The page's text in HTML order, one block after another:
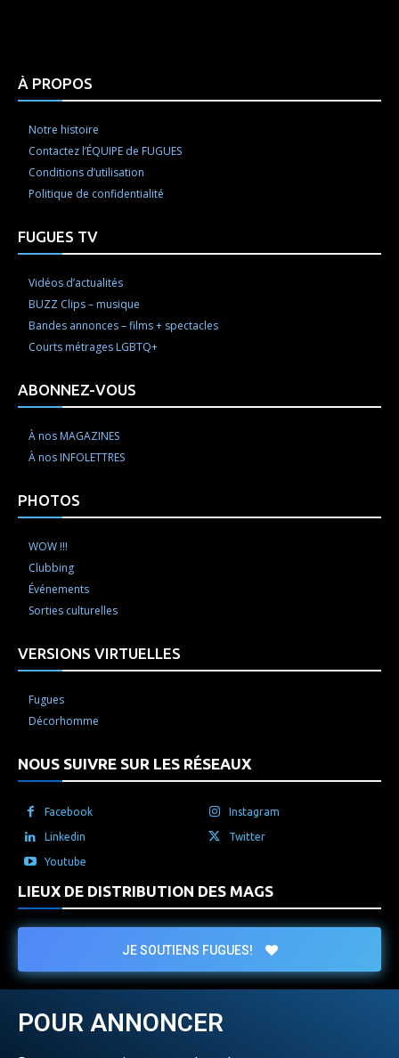
À PROPOS
Notre histoire
Contactez l’ÉQUIPE de FUGUES
Conditions d’utilisation
Politique de confidentialité
FUGUES TV
Vidéos d’actualités
BUZZ Clips – musique
Bandes annonces – films + spectacles
Courts métrages LGBTQ+
ABONNEZ-VOUS
À nos MAGAZINES
À nos INFOLETTRES
PHOTOS
WOW !!!
Clubbing
Événements
Sorties culturelles
VERSIONS VIRTUELLES
Fugues
Décorhomme
NOUS SUIVRE SUR LES RÉSEAUX
Facebook Instagram
Linkedin Twitter
Youtube
LIEUX DE DISTRIBUTION DES MAGS
JE SOUTIENS FUGUES!
POUR ANNONCER